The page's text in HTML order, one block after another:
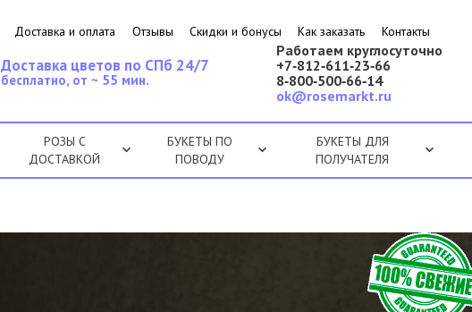
Доставка и оплата Отзывы Скидки и бонусы Как заказать Контакты
Работаем круглосуточно
+7‑812‑611‑23‑66
8‑800‑500‑66‑14
ok@rosemarkt.ru
Доставка цветов по СПб 24/7
бесплатно, от ~ 55 мин.
РОЗЫ С
ДОСТАВКОЙ
БУКЕТЫ ПО
ПОВОДУ
БУКЕТЫ ДЛЯ
ПОЛУЧАТЕЛЯ